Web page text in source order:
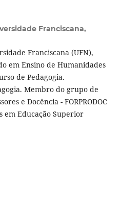
Franciscana,
Franciscana (UFN),
em Ensino de Humanidades
de Pedagogia.
Membro do grupo de
e Docência - FORPRODOC
em Educação Superior